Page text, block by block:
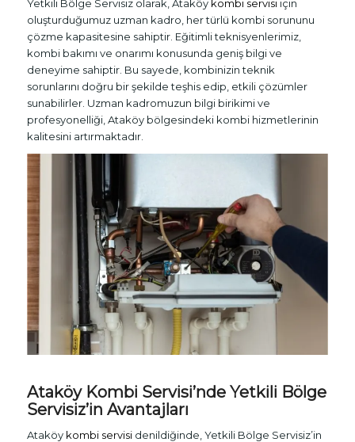
Yetkili Bölge Servisiz olarak, Ataköy kombi servisiiçin
oluşturduğumuz uzman kadro, her türlü kombi sorununu
çözme kapasitesine sahiptir. Eğitimli teknisyenlerimiz,
kombi bakımı ve onarımı konusunda geniş bilgi ve
deneyime sahiptir. Bu sayede, kombinizin teknik
sorunlarını doğru bir şekilde teşhis edip, etkili çözümler
sunabilirler. Uzman kadromuzun bilgi birikimi ve
profesyonelliği, Ataköy bölgesindeki kombi hizmetlerinin
kalitesini artırmaktadır.
Ataköy Kombi Servisi’nde Yetkili Bölge
Servisiz’in Avantajları
Ataköy kombi servisidenildiğinde, Yetkili Bölge Servisiz’in